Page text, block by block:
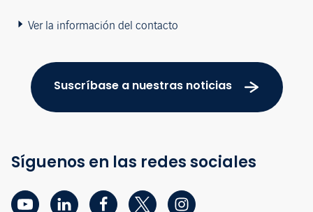
Ver la información del contacto
Suscríbase a nuestras noticias
Síguenos en las redes sociales